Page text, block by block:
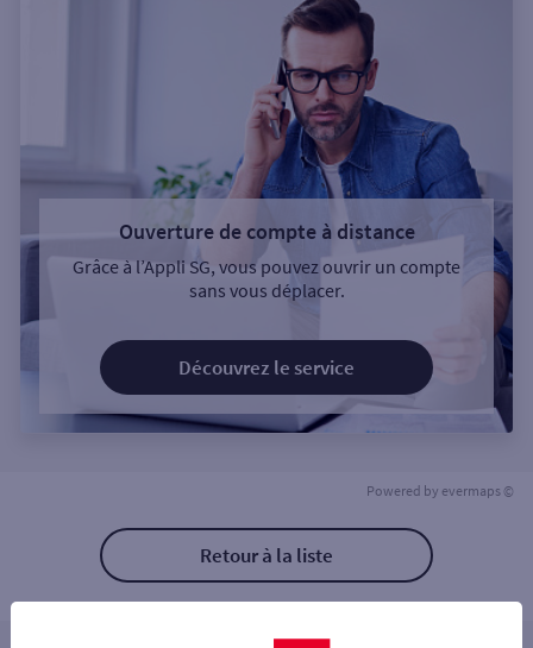
Ouverture de compte à distance
Grâce à l’Appli SG, vous pouvez ouvrir un compte
sans vous déplacer.
Découvrez le service
Powered by evermaps ©
Retour à la liste